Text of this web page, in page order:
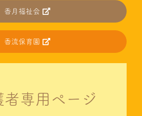
香月福祉会
香流保育園
者専用ページ